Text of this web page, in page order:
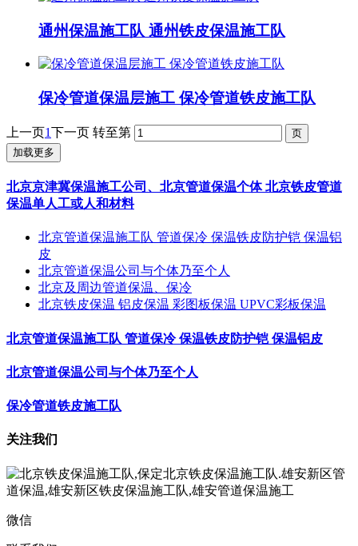
通州保温施工队 通州铁皮保温施工队
保冷管道保温层施工 保冷管道铁皮施工队
上一页1下一页 转至第
加载更多
北京京津冀保温施工公司、北京管道保温个体 北京铁皮管道
保温单人工或人和材料
北京管道保温施工队 管道保冷 保温铁皮防护铠 保温铝
皮
北京管道保温公司与个体乃至个人
北京及周边管道保温、保冷
北京铁皮保温 铝皮保温 彩图板保温 UPVC彩板保温
北京管道保温施工队 管道保冷 保温铁皮防护铠 保温铝皮
北京管道保温公司与个体乃至个人
保冷管道铁皮施工队
关注我们
微信